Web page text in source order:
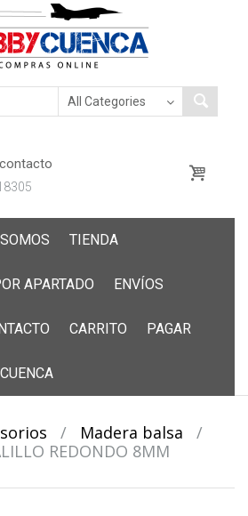
TIENDA
APARTADO ENVÍOS
CARRITO PAGAR
/ Madera balsa
/
REDONDO 8MM